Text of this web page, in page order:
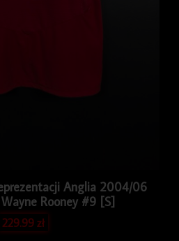
Anglia 2004/06
Rooney #9 [S]
229.99zł